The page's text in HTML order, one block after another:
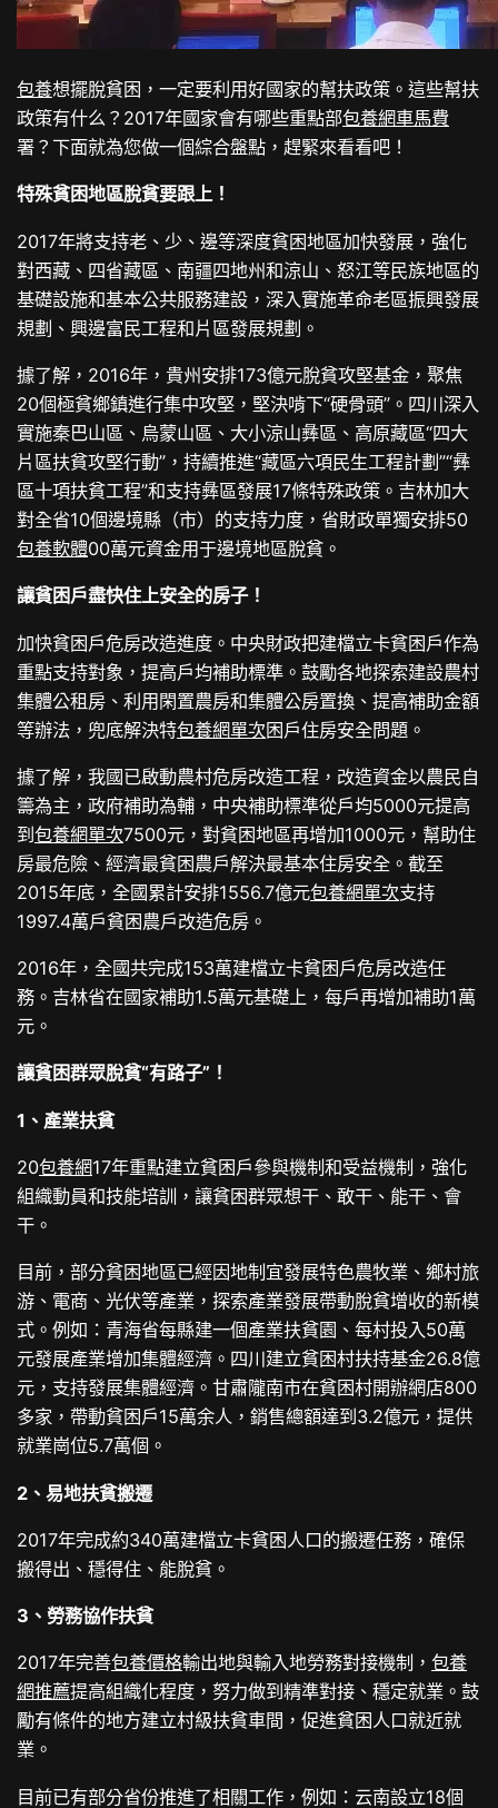
包養想擺脫貧困，一定要利用好國家的幫扶政策。這些幫扶
政策有什么？2017年國家會有哪些重點部包養網車馬費
署？下面就為您做一個綜合盤點，趕緊來看看吧！
特殊貧困地區脫貧要跟上！
2017年將支持老、少、邊等深度貧困地區加快發展，強化
對西藏、四省藏區、南疆四地州和涼山、怒江等民族地區的
基礎設施和基本公共服務建設，深入實施革命老區振興發展
規劃、興邊富民工程和片區發展規劃。
據了解，2016年，貴州安排173億元脫貧攻堅基金，聚焦
20個極貧鄉鎮進行集中攻堅，堅決啃下“硬骨頭”。四川深入
實施秦巴山區、烏蒙山區、大小涼山彝區、高原藏區“四大
片區扶貧攻堅行動”，持續推進“藏區六項民生工程計劃”“彝
區十項扶貧工程”和支持彝區發展17條特殊政策。吉林加大
對全省10個邊境縣（市）的支持力度，省財政單獨安排50
包養軟體00萬元資金用于邊境地區脫貧。
讓貧困戶盡快住上安全的房子！
加快貧困戶危房改造進度。中央財政把建檔立卡貧困戶作為
重點支持對象，提高戶均補助標準。鼓勵各地探索建設農村
集體公租房、利用閑置農房和集體公房置換、提高補助金額
等辦法，兜底解決特包養網單次困戶住房安全問題。
據了解，我國已啟動農村危房改造工程，改造資金以農民自
籌為主，政府補助為輔，中央補助標準從戶均5000元提高
到包養網單次7500元，對貧困地區再增加1000元，幫助住
房最危險、經濟最貧困農戶解決最基本住房安全。截至
2015年底，全國累計安排1556.7億元包養網單次支持
1997.4萬戶貧困農戶改造危房。
2016年，全國共完成153萬建檔立卡貧困戶危房改造任
務。吉林省在國家補助1.5萬元基礎上，每戶再增加補助1萬
元。
讓貧困群眾脫貧“有路子”！
1、產業扶貧
20包養網17年重點建立貧困戶參與機制和受益機制，強化
組織動員和技能培訓，讓貧困群眾想干、敢干、能干、會
干。
目前，部分貧困地區已經因地制宜發展特色農牧業、鄉村旅
游、電商、光伏等產業，探索產業發展帶動脫貧增收的新模
式。例如：青海省每縣建一個產業扶貧園、每村投入50萬
元發展產業增加集體經濟。四川建立貧困村扶持基金26.8億
元，支持發展集體經濟。甘肅隴南市在貧困村開辦網店800
多家，帶動貧困戶15萬余人，銷售總額達到3.2億元，提供
就業崗位5.7萬個。
2、易地扶貧搬遷
2017年完成約340萬建檔立卡貧困人口的搬遷任務，確保
搬得出、穩得住、能脫貧。
3、勞務協作扶貧
2017年完善包養價格輸出地與輸入地勞務對接機制，包養
網推薦提高組織化程度，努力做到精準對接、穩定就業。鼓
勵有條件的地方建立村級扶貧車間，促進貧困人口就近就
業。
目前已有部分省份推進了相關工作，例如：云南設立18個